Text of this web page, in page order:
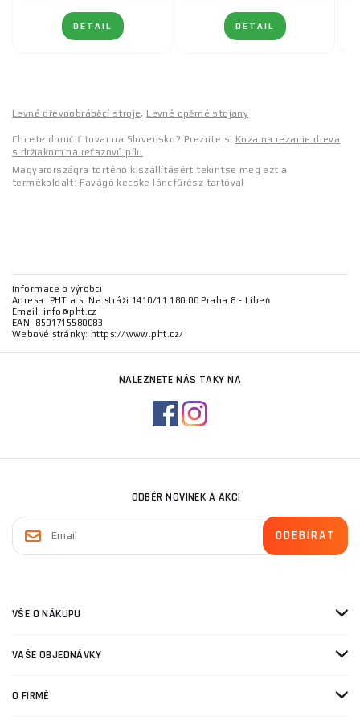
DETAIL DETAIL
Levné dřevoobráběcí stroje, Levné opěrné stojany
Chcete doručiť tovar na Slovensko? Prezrite si Koza na rezanie dreva
s držiakom na reťazovú pílu
Magyarországra történő kiszállításért tekintse meg ezt a
termékoldalt: Favágó kecske láncfűrész tartóval
Informace o výrobci
Adresa: PHT a.s. Na stráži 1410/11 180 00 Praha 8 - Libeň
Email: info@pht.cz
EAN: 8591715580083
Webové stránky: https://www.pht.cz/
NALEZNETE NÁS TAKY NA
ODBĚR NOVINEK A AKCÍ
VŠE O NÁKUPU
VAŠE OBJEDNÁVKY
O FIRMĚ